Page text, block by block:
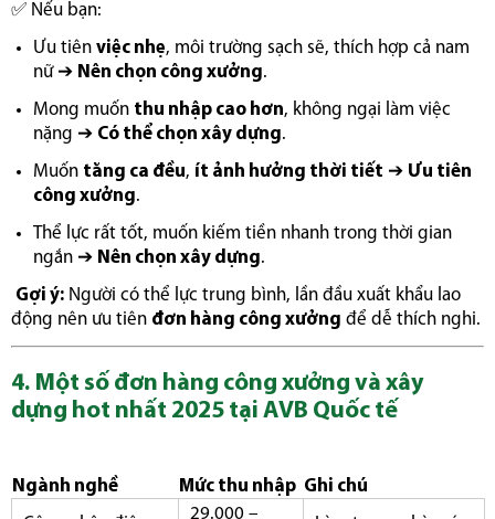
✅ Nếu bạn:
Ưu tiên việc nhẹ, môi trường sạch sẽ, thích hợp cả nam
nữ ➔ Nên chọn công xưởng.
Mong muốn thu nhập cao hơn, không ngại làm việc
nặng ➔ Có thể chọn xây dựng.
Muốn tăng ca đều, ít ảnh hưởng thời tiết ➔ Ưu tiên
công xưởng.
Thể lực rất tốt, muốn kiếm tiền nhanh trong thời gian
ngắn ➔ Nên chọn xây dựng.
Gợi ý: Người có thể lực trung bình, lần đầu xuất khẩu lao
động nên ưu tiên đơn hàng công xưởng để dễ thích nghi.
4. Một số đơn hàng công xưởng và xây
dựng hot nhất 2025 tại AVB Quốc tế
Ngành nghề Mức thu nhập Ghi chú
29.000 –